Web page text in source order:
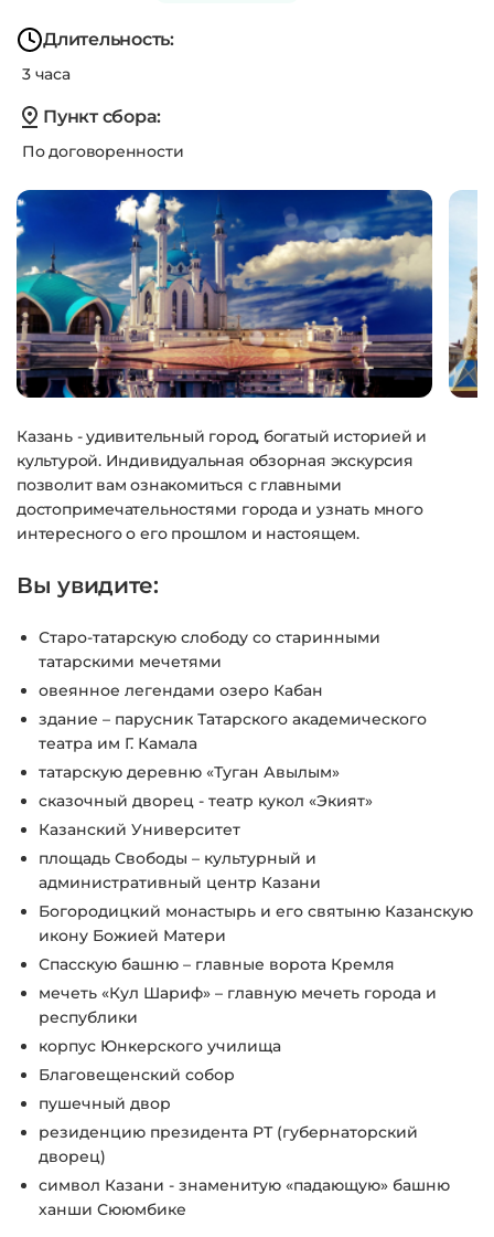
Длительность:
3 часа
Пункт сбора:
По договоренности
Казань - удивительный город, богатый историей и
культурой. Индивидуальная обзорная экскурсия
позволит вам ознакомиться с главными
достопримечательностями города и узнать много
интересного о его прошлом и настоящем.
Вы увидите:
Старо-татарскую слободу со старинными
татарскими мечетями
овеянное легендами озеро Кабан
здание – парусник Татарского академического
театра им Г. Камала
татарскую деревню «Туган Авылым»
сказочный дворец - театр кукол «Экият»
Казанский Университет
площадь Свободы – культурный и
административный центр Казани
Богородицкий монастырь и его святыню Казанскую
икону Божией Матери
Спасскую башню – главные ворота Кремля
мечеть «Кул Шариф» – главную мечеть города и
республики
корпус Юнкерского училища
Благовещенский собор
пушечный двор
резиденцию президента РТ (губернаторский
дворец)
символ Казани - знаменитую «падающую» башню
ханши Сююмбике